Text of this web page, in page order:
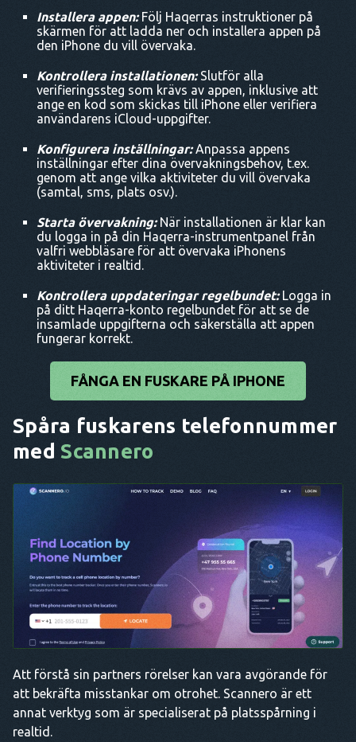
Installera appen:Följ Haqerras instruktioner på
skärmen för att ladda ner och installera appen på
den iPhone du vill övervaka.
Kontrollera installationen:Slutför alla
verifieringssteg som krävs av appen, inklusive att
ange en kod som skickas till iPhone eller verifiera
användarens iCloud-uppgifter.
Konfigurera inställningar:Anpassa appens
inställningar efter dina övervakningsbehov, t.ex.
genom att ange vilka aktiviteter du vill övervaka
(samtal, sms, plats osv.).
Starta övervakning:När installationen är klar kan
du logga in på din Haqerra-instrumentpanel från
valfri webbläsare för att övervaka iPhonens
aktiviteter i realtid.
Kontrollera uppdateringar regelbundet:Logga in
på ditt Haqerra-konto regelbundet för att se de
insamlade uppgifterna och säkerställa att appen
fungerar korrekt.
FÅNGA EN FUSKARE PÅ IPHONE
Spåra fuskarens telefonnummer
medScannero
Att förstå sin partners rörelser kan vara avgörande för
att bekräfta misstankar om otrohet. Scannero är ett
annat verktyg som är specialiserat på platsspårning i
realtid.